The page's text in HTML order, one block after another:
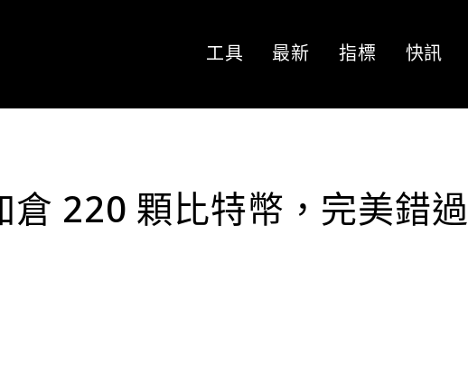
工具 最新 指標 快訊
倉 220 顆比特幣，完美錯過